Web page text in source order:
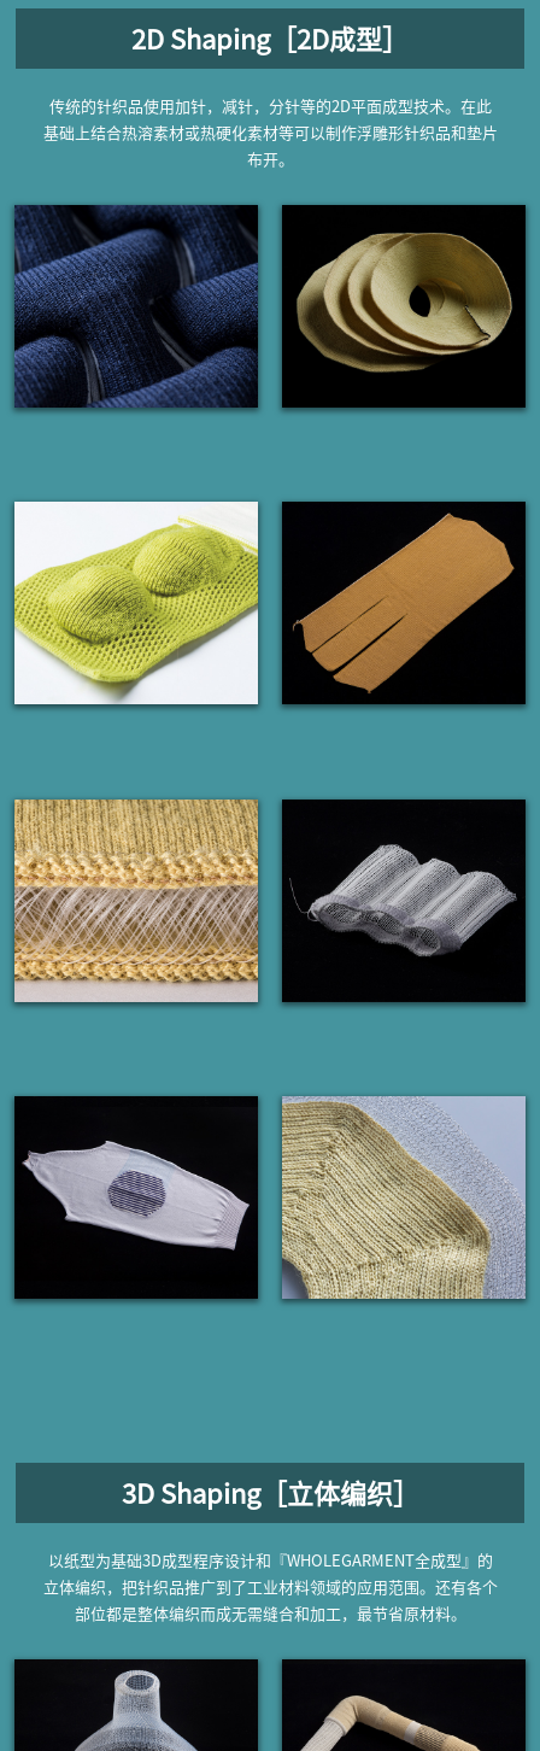
2D Shaping［2D成型］
传统的针织品使用加针，减针，分针等的2D平面成型技术。在此
基础上结合热溶素材或热硬化素材等可以制作浮雕形针织品和垫片
布开。
3D Shaping［立体编织］
以纸型为基础3D成型程序设计和『WHOLEGARMENT全成型』的
立体编织，把针织品推广到了工业材料领域的应用范围。还有各个
部位都是整体编织而成无需缝合和加工，最节省原材料。